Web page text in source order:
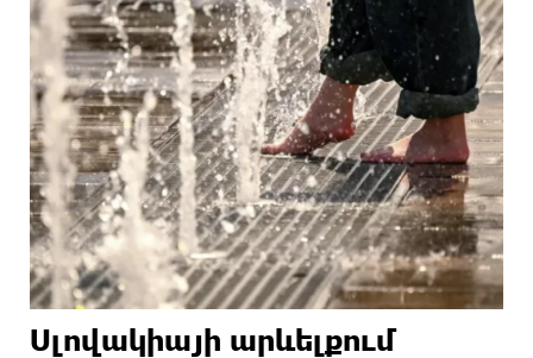
Սլովակիայի արևելքում